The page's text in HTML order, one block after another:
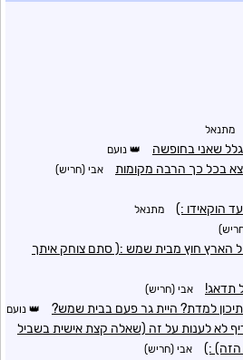
מתנאל
שאני בחופשה נועם
בכל כך הרבה מקומות אבי (חריש)
הוקאידו :) מתנאל
הארץ חוץ מבית שמש :( סתם צוחק איתך
תדאג! אבי (חריש)
למדת? היית גר פעם בבית שמש? נועם
לא לענות על זה (שאלה קצת אישית בשביל
הזה) :)
אבי (חריש)